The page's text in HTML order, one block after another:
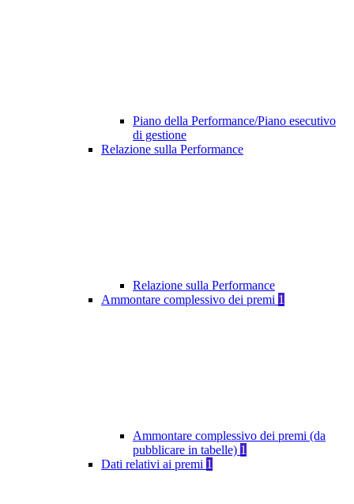
Piano della Performance/Piano esecutivo
di gestione
Relazione sulla Performance
Relazione sulla Performance
Ammontare complessivo dei premi 1
Ammontare complessivo dei premi (da
pubblicare in tabelle) 1
Dati relativi ai premi 1